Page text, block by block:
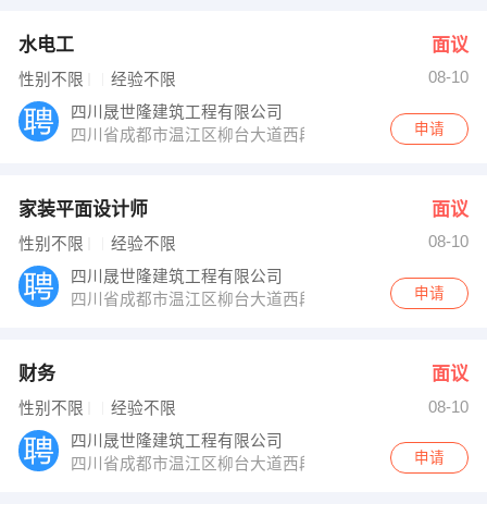
水电工 面议
性别不限 经验不限
08-10
四川晟世隆建筑工程有限公司
四川省成都市温江区柳台大道西段588号
申请
家装平面设计师 面议
性别不限 经验不限
08-10
四川晟世隆建筑工程有限公司
四川省成都市温江区柳台大道西段588号
申请
财务 面议
性别不限 经验不限
08-10
四川晟世隆建筑工程有限公司
四川省成都市温江区柳台大道西段588号
申请